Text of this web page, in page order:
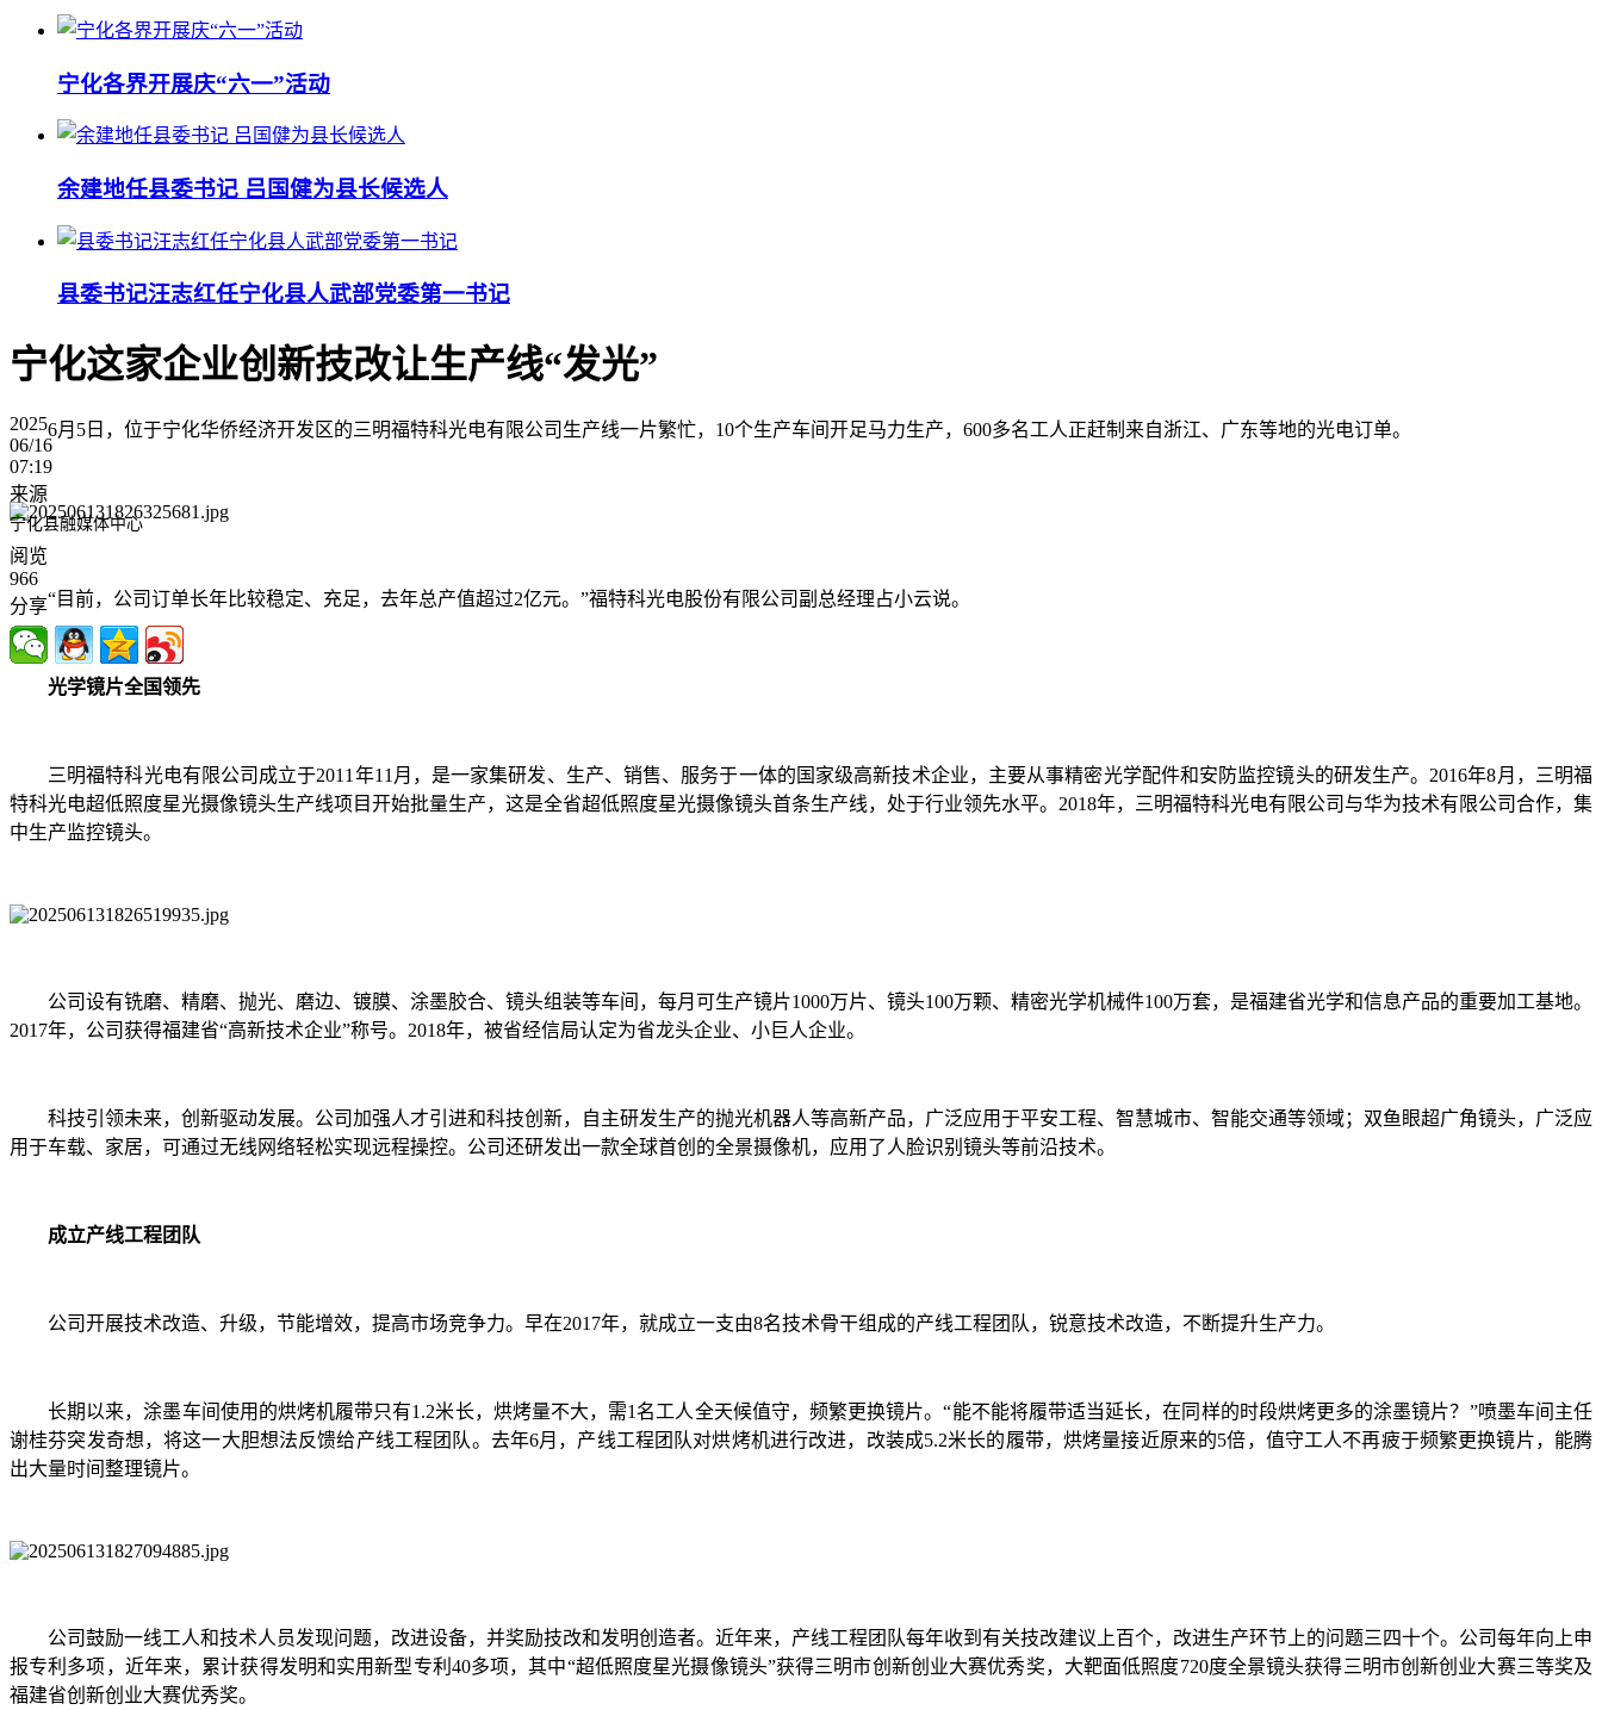
宁化各界开展庆“六一”活动
余建地任县委书记 吕国健为县长候选人
县委书记汪志红任宁化县人武部党委第一书记
宁化这家企业创新技改让生产线“发光”
2025
06/16
07:19
来源
宁化县融媒体中心
阅览
966
分享
6月5日，位于宁化华侨经济开发区的三明福特科光电有限公司生产线一片繁忙，10个生产车间开足马力生产，600多名工人正赶制来自浙江、广东等地的光电订单。
“目前，公司订单长年比较稳定、充足，去年总产值超过2亿元。”福特科光电股份有限公司副总经理占小云说。
光学镜片全国领先
三明福特科光电有限公司成立于2011年11月，是一家集研发、生产、销售、服务于一体的国家级高新技术企业，主要从事精密光学配件和安防监控镜头的研发生产。2016年8月，三明福
特科光电超低照度星光摄像镜头生产线项目开始批量生产，这是全省超低照度星光摄像镜头首条生产线，处于行业领先水平。2018年，三明福特科光电有限公司与华为技术有限公司合作，集
中生产监控镜头。
公司设有铣磨、精磨、抛光、磨边、镀膜、涂墨胶合、镜头组装等车间，每月可生产镜片1000万片、镜头100万颗、精密光学机械件100万套，是福建省光学和信息产品的重要加工基地。
2017年，公司获得福建省“高新技术企业”称号。2018年，被省经信局认定为省龙头企业、小巨人企业。
科技引领未来，创新驱动发展。公司加强人才引进和科技创新，自主研发生产的抛光机器人等高新产品，广泛应用于平安工程、智慧城市、智能交通等领域；双鱼眼超广角镜头，广泛应
用于车载、家居，可通过无线网络轻松实现远程操控。公司还研发出一款全球首创的全景摄像机，应用了人脸识别镜头等前沿技术。
成立产线工程团队
公司开展技术改造、升级，节能增效，提高市场竞争力。早在2017年，就成立一支由8名技术骨干组成的产线工程团队，锐意技术改造，不断提升生产力。
长期以来，涂墨车间使用的烘烤机履带只有1.2米长，烘烤量不大，需1名工人全天候值守，频繁更换镜片。“能不能将履带适当延长，在同样的时段烘烤更多的涂墨镜片？”喷墨车间主任
谢桂芬突发奇想，将这一大胆想法反馈给产线工程团队。去年6月，产线工程团队对烘烤机进行改进，改装成5.2米长的履带，烘烤量接近原来的5倍，值守工人不再疲于频繁更换镜片，能腾
出大量时间整理镜片。
公司鼓励一线工人和技术人员发现问题，改进设备，并奖励技改和发明创造者。近年来，产线工程团队每年收到有关技改建议上百个，改进生产环节上的问题三四十个。公司每年向上申
报专利多项，近年来，累计获得发明和实用新型专利40多项，其中“超低照度星光摄像镜头”获得三明市创新创业大赛优秀奖，大靶面低照度720度全景镜头获得三明市创新创业大赛三等奖及
福建省创新创业大赛优秀奖。